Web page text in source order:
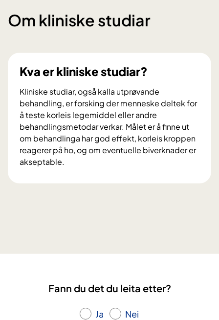
Om kliniske studiar
Kva er kliniske studiar?
Kliniske studiar, også kalla utprøvande
behandling, er forsking der menneske deltek for
å teste korleis legemiddel eller andre
behandlingsmetodar verkar. Målet er å finne ut
om behandlinga har god effekt, korleis kroppen
reagerer på ho, og om eventuelle biverknader er
akseptable.
v
i
Fann du det du leita etter?
Ja Nei